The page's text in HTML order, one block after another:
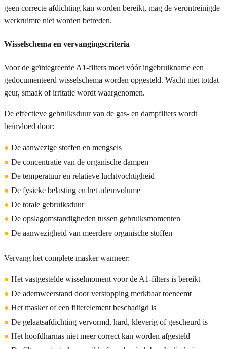
geen correcte afdichting kan worden bereikt, mag de verontreinigde
werkruimte niet worden betreden.
Wisselschema en vervangingscriteria
Voor de geïntegreerde A1-filters moet vóór ingebruikname een
gedocumenteerd wisselschema worden opgesteld. Wacht niet totdat
geur, smaak of irritatie wordt waargenomen.
De effectieve gebruiksduur van de gas- en dampfilters wordt
beïnvloed door:
● De aanwezige stoffen en mengsels
● De concentratie van de organische dampen
● De temperatuur en relatieve luchtvochtigheid
● De fysieke belasting en het ademvolume
● De totale gebruiksduur
● De opslagomstandigheden tussen gebruiksmomenten
● De aanwezigheid van meerdere organische stoffen
Vervang het complete masker wanneer:
● Het vastgestelde wisselmoment voor de A1-filters is bereikt
● De ademweerstand door verstopping merkbaar toeneemt
● Het masker of een filterelement beschadigd is
● De gelaatsafdichting vervormd, hard, kleverig of gescheurd is
● Het hoofdharnas niet meer correct kan worden afgesteld